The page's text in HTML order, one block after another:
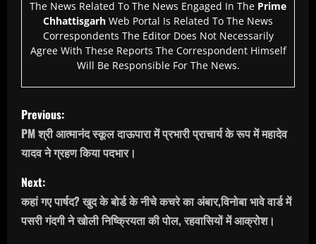
The News Related To The News Engaged In The Prime
Chhattisgarh Web Portal Is Related To The News
Correspondents The Editor Does Not Necessarily
Agree With These Reports The Correspondent Himself
Will Be Responsible For The News.
P
o
s
t
n
Previous:
PM श्री आत्मानंद स्कूल दाऊपारा में प्रभारी प्राचार्य के रूप में महादेव
यादव ने ग्रहण किया पदभार।
Next:
कहां गए पार्षद? खुद के बोर्ड के नीचे कचरे का अंबार,विनोबा भावे वार्ड में
पसरी गंदगी ने खोली निष्क्रियता की पोल, रहवासियों में आक्रोश।